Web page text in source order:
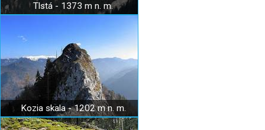
Tlstá - 1373 m n. m.
Kozia skala - 1202 m n. m.